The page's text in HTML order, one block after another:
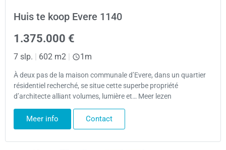
Huis te koop Evere 1140
1.375.000 €
7 slp. | 602 m2 | 1m
À deux pas de la maison communale d’Evere, dans un quartier
résidentiel recherché, se situe cette superbe propriété
d’architecte alliant volumes, lumière et… Meer lezen
Meer info Contact